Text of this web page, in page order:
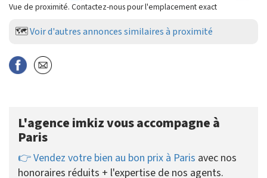
Vue de proximité. Contactez-nous pour l'emplacement exact
🗺️Voir d'autres annonces similaires à proximité
L'agence imkiz vous accompagne à
Paris
👉 Vendez votre bien au bon prix à Paris avec nos
honoraires réduits + l'expertise de nos agents.